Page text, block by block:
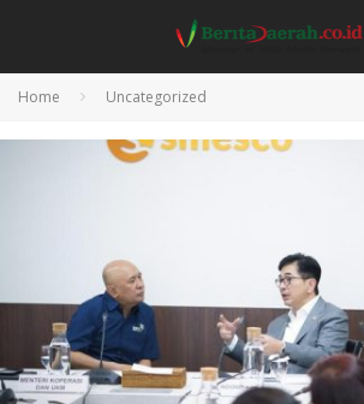
Home Uncategorized